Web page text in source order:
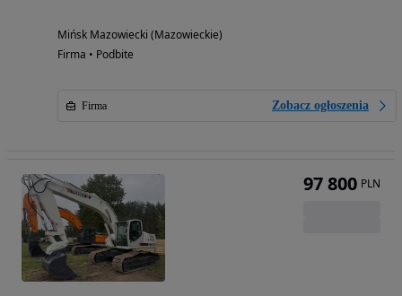
Mińsk Mazowiecki (Mazowieckie)
Firma • Podbite
Firma Zobacz ogłoszenia
97 800 PLN